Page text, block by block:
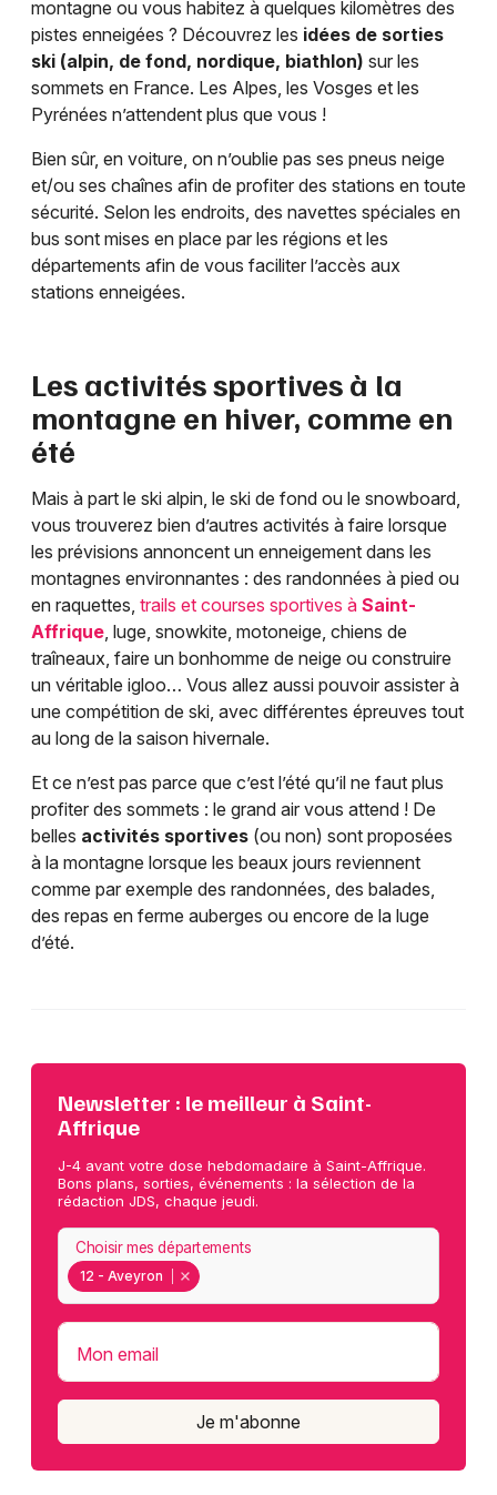
montagne ou vous habitez à quelques kilomètres des
pistes enneigées ? Découvrez les idées de sorties
ski (alpin, de fond, nordique, biathlon) sur les
sommets en France. Les Alpes, les Vosges et les
Pyrénées n’attendent plus que vous !
Bien sûr, en voiture, on n’oublie pas ses pneus neige
et/ou ses chaînes afin de profiter des stations en toute
sécurité. Selon les endroits, des navettes spéciales en
bus sont mises en place par les régions et les
départements afin de vous faciliter l’accès aux
stations enneigées.
Les activités sportives à la
montagne en hiver, comme en
été
Mais à part le ski alpin, le ski de fond ou le snowboard,
vous trouverez bien d’autres activités à faire lorsque
les prévisions annoncent un enneigement dans les
montagnes environnantes : des randonnées à pied ou
en raquettes, trails et courses sportives à Saint-
Affrique, luge, snowkite, motoneige, chiens de
traîneaux, faire un bonhomme de neige ou construire
un véritable igloo… Vous allez aussi pouvoir assister à
une compétition de ski, avec différentes épreuves tout
au long de la saison hivernale.
Et ce n’est pas parce que c’est l’été qu’il ne faut plus
profiter des sommets : le grand air vous attend ! De
belles activités sportives (ou non) sont proposées
à la montagne lorsque les beaux jours reviennent
comme par exemple des randonnées, des balades,
des repas en ferme auberges ou encore de la luge
d’été.
Newsletter : le meilleur à Saint-
Affrique
J-4 avant votre dose hebdomadaire à Saint-Affrique.
Bons plans, sorties, événements : la sélection de la
rédaction JDS, chaque jeudi.
12 - Aveyron
Choisir mes départements
Mon email
Je m'abonne